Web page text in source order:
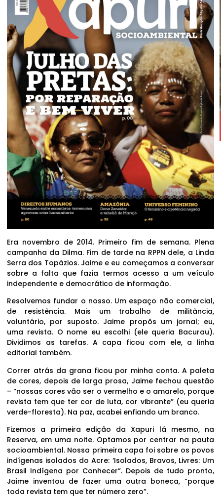
Era novembro de 2014. Primeiro fim de semana. Plena
campanha da Dilma. Fim de tarde na RPPN dele, a Linda
Serra dos Topázios. Jaime e eu começamos a conversar
sobre a falta que fazia termos acesso a um veículo
independente e democrático de informação.
Resolvemos fundar o nosso. Um espaço não comercial,
de resistência. Mais um trabalho de militância,
voluntário, por suposto. Jaime propôs um jornal; eu,
uma revista. O nome eu escolhi (ele queria Bacurau).
Dividimos as tarefas. A capa ficou com ele, a linha
editorial também.
Correr atrás da grana ficou por minha conta. A paleta
de cores, depois de larga prosa, Jaime fechou questão
– “nossas cores vão ser o vermelho e o amarelo, porque
revista tem que ter cor de luta, cor vibrante” (eu queria
verde-floresta). Na paz, acabei enfiando um branco.
Fizemos a primeira edição da Xapuri lá mesmo, na
Reserva, em uma noite. Optamos por centrar na pauta
socioambiental. Nossa primeira capa foi sobre os povos
indígenas isolados do Acre: ‘Isolados, Bravos, Livres: Um
Brasil Indígena por Conhecer”. Depois de tudo pronto,
Jaime inventou de fazer uma outra boneca, “porque
toda revista tem que ter número zero”.